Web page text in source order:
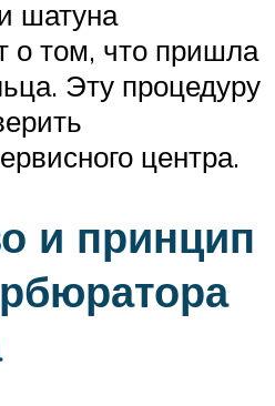
шатуна
о том, что пришла
Эту процедуру
центра.
и принцип